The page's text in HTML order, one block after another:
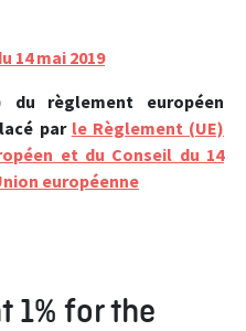
14 mai 2019
règlement européen
par le Règlement (UE)
et du Conseil du 14
européenne
1% for the